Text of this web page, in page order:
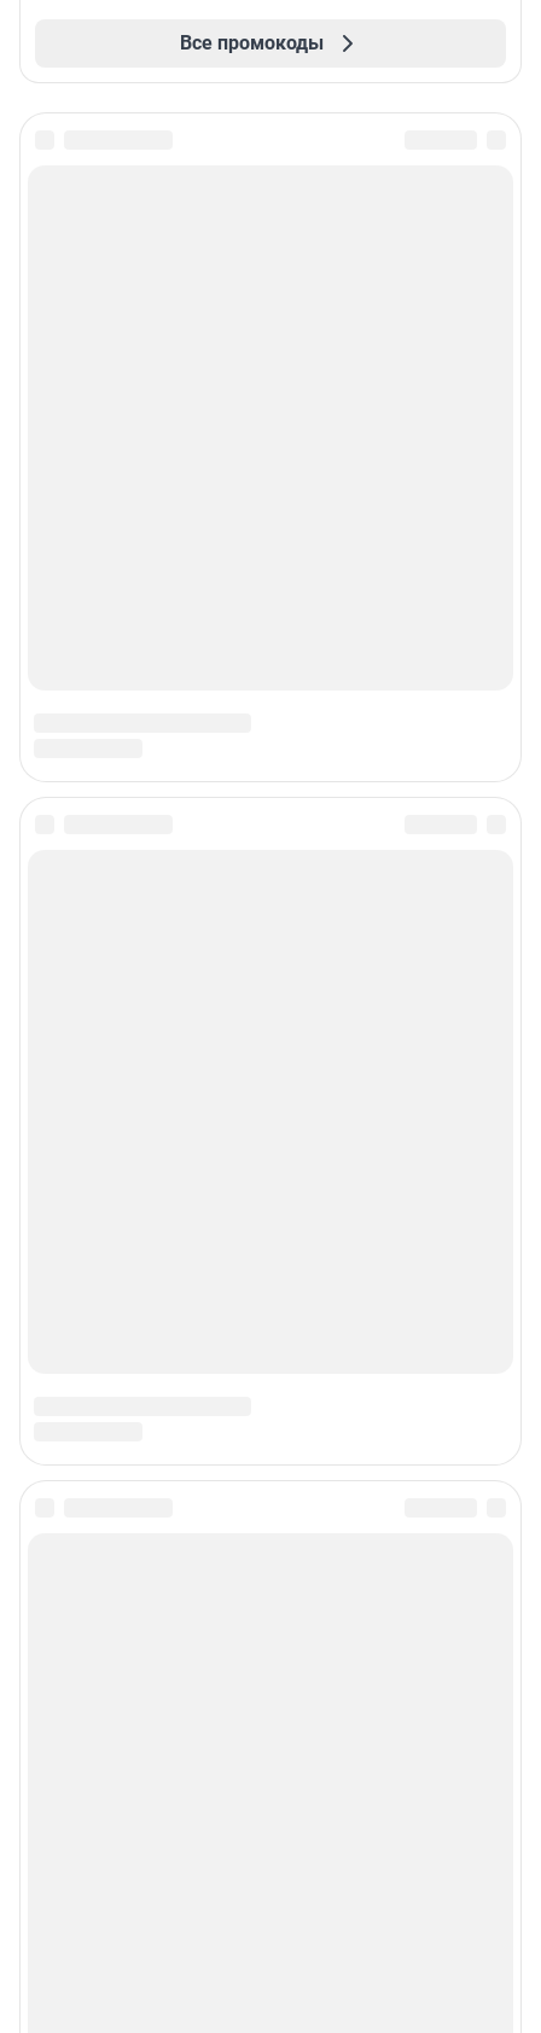
Все промокоды